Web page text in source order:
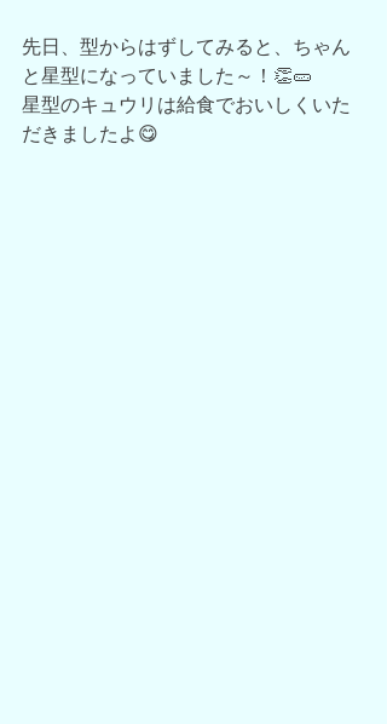
先日、型からはずしてみると、ちゃん
と星型になっていました～！👏🥒
星型のキュウリは給食でおいしくいた
だきましたよ😋